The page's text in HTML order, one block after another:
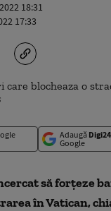
18:31
17:33
Adaugă Digi24
Google
să forțeze
în Vatican,